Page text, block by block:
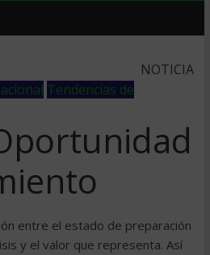
NOTICIA
Tendencias de
entre el estado de preparación
y el valor que representa. Así